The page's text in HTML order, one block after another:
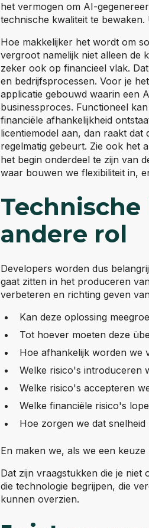
het vermogen om AI-
technische kwaliteit te
Hoe makkelijker het wordt om
vergroot namelijk niet alleen de
zeker ook op financieel vlak.
en bedrijfsprocessen. Voor je
applicatie gebouwd waarin een
businessproces. Functioneel
financiële afhankelijkheid
licentiemodel aan, dan raakt
regelmatig gebeurt. Zie ook het
het begin onderdeel te zijn van
waar bouwen we flexibiliteit in,
andere rol
Developers worden dus
gaat zitten in het produceren
verbeteren en richting geven
Kan deze oplossing
Tot hoever moeten deze
Hoe afhankelijk worden we
Welke risico's introduceren
Welke risico's accepteren
Welke financiële risico's
Hoe zorgen we dat
En maken we, als we een
Dat zijn vraagstukken die je
die technologie begrijpen, die
kunnen overzien.